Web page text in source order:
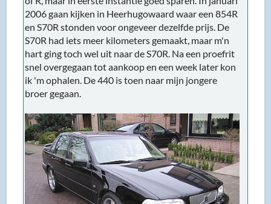
2006 gaan kijken in Heerhugowaard waar een 854R
en S70R stonden voor ongeveer dezelfde prijs. De
S70R had iets meer kilometers gemaakt, maar m'n
hart ging toch wel uit naar de S70R. Na een proefrit
snel overgegaan tot aankoop en een week later kon
ik 'm ophalen. De 440 is toen naar mijn jongere
broer gegaan.